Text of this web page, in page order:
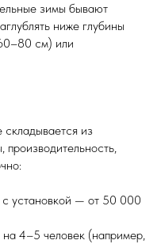
зимы бывают
ниже глубины
см) или
из
производительность,
с установкой — от 50 000
4–5 человек (например,